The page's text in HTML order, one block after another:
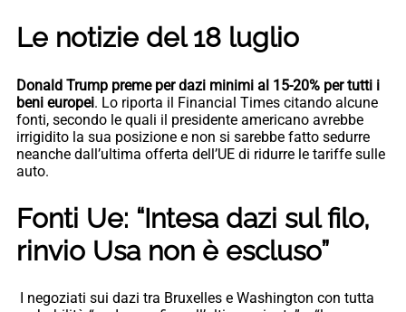
Le notizie del 18 luglio
Donald Trump preme per dazi minimi al 15-20% per tutti i
beni europei. Lo riporta il Financial Times citando alcune
fonti, secondo le quali il presidente americano avrebbe
irrigidito la sua posizione e non si sarebbe fatto sedurre
neanche dall’ultima offerta dell’UE di ridurre le tariffe sulle
auto.
Fonti Ue: “Intesa dazi sul filo,
rinvio Usa non è escluso”
I negoziati sui dazi tra Bruxelles e Washington con tutta